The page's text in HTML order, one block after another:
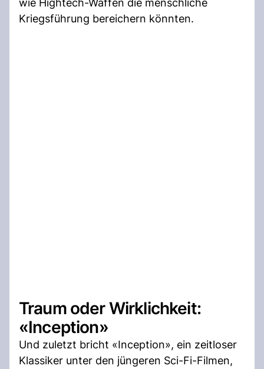
wie Hightech-Waffen die menschliche
Kriegsführung bereichern könnten.
Traum oder Wirklichkeit:
«Inception»
Und zuletzt bricht «Inception», ein zeitloser
Klassiker unter den jüngeren Sci-Fi-Filmen,